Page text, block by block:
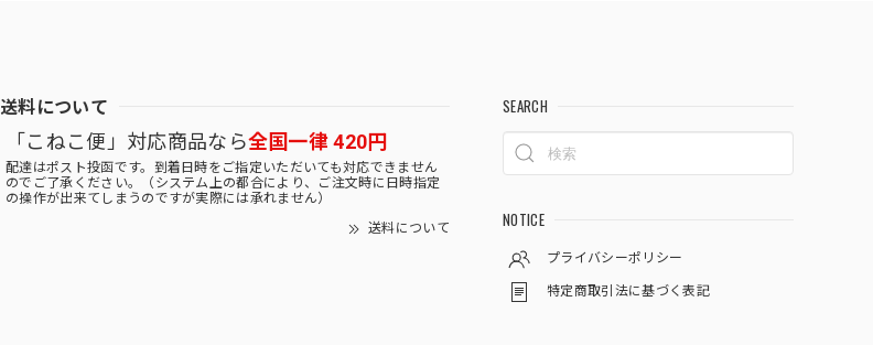
送料について
「こねこ便」対応商品なら全国一律 420円
配達はポスト投函です。到着日時をご指定いただいても対応できません
のでご了承ください。（システム上の都合により、ご注文時に日時指定
の操作が出来てしまうのですが実際には承れません）
送料について
SEARCH
NOTICE
プライバシーポリシー
特定商取引法に基づく表記